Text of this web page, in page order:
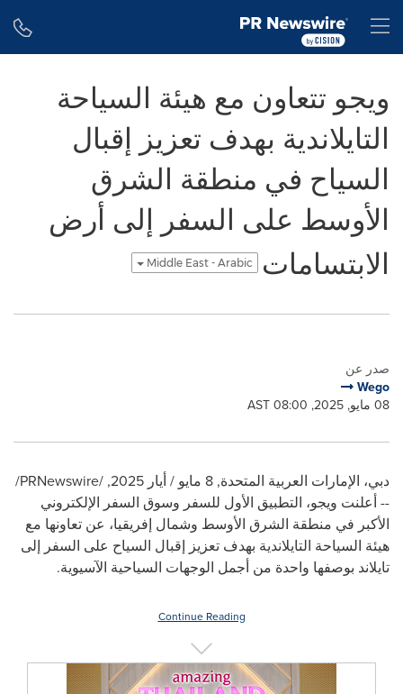
ويجو تتعاون مع هيئة السياحة
التايلاندية بهدف تعزيز إقبال
السياح في منطقة الشرق
الأوسط على السفر إلى أرض
الابتسامات
Middle East - Arabic
صدر عن
Wego
08 مايو, 2025, 08:00 AST
دبي، الإمارات العربية المتحدة,
8 مايو / أيار 2025, /PRNewswire/
--أعلنت ويجو، التطبيق الأول للسفر وسوق السفر الإلكتروني
الأكبر في منطقة الشرق الأوسط وشمال إفريقيا، عن تعاونها مع
هيئة السياحة التايلاندية بهدف تعزيز إقبال السياح على السفر إلى
تايلاند بوصفها واحدة من أجمل الوجهات السياحية الآسيوية.
Continue Reading